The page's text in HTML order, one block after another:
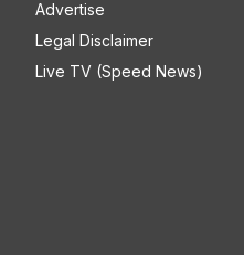
Advertise
Legal Disclaimer
Live TV (Speed News)